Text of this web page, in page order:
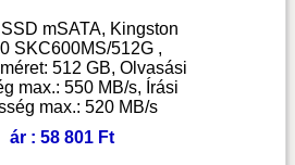
mSATA, Kingston
SKC600MS/512G ,
512 GB, Olvasási
max.: 550 MB/s, Írási
max.: 520 MB/s
ár : 58 801 Ft